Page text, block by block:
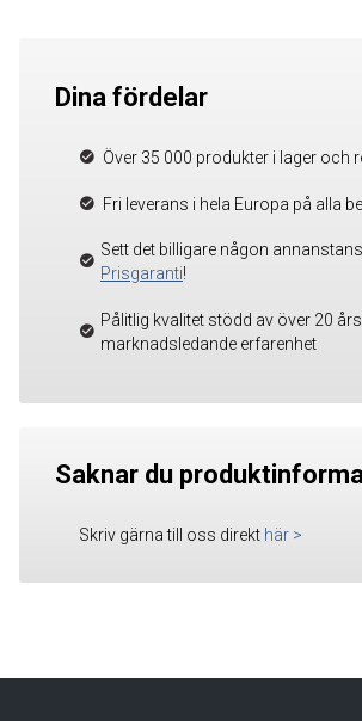
Dina fördelar
Över 35 000 produkter i lager och
Fri leverans i hela Europa på alla
Sett det billigare någon
Prisgaranti!
Pålitlig kvalitet stödd av över 20 års
marknadsledande erfarenhet
Saknar du
Skriv gärna till oss direkt här >